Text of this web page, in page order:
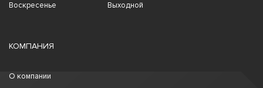
Воскресенье Выходной
КОМПАНИЯ
О компании